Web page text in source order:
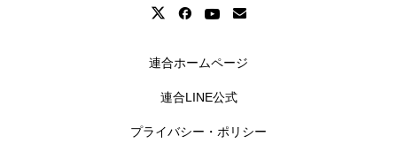
連合ホームページ
連合LINE公式
プライバシー・ポリシー